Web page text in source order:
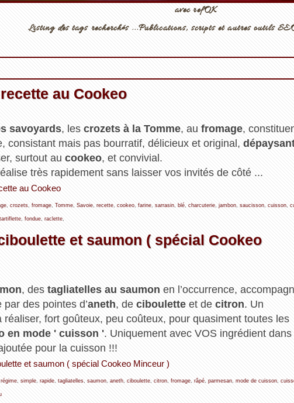
avec refOK
Listing des tags recherchés ...Publications, scripts et autres outils
au Cookeo
savoyards, les crozets à la Tomme, au fromage,
consistant mais pas bourratif, délicieux et original,
surtout au cookeo, et convivial.
très rapidement sans laisser vos invités de côté ...
au Cookeo
, crozets, fromage, Tomme, Savoie, recette, cookeo, farine, sarrasin, blé, charcuterie, jambon, saucisson, cuisson,
tartiflette, fondue, raclette,
et saumon ( spécial Cookeo
, des tagliatelles au saumon en l’occurrence,
par des pointes d’aneth, de ciboulette et de citron. Un
fort goûteux, peu coûteux, pour quasiment toutes les
en mode ' cuisson '. Uniquement avec VOS ingrédient dans
pour la cuisson !!!
et saumon ( spécial Cookeo Minceur )
régime, simple, rapide, tagliatelles, saumon, aneth, ciboulette, citron, fromage, râpé, parmesan, mode de cuisson,